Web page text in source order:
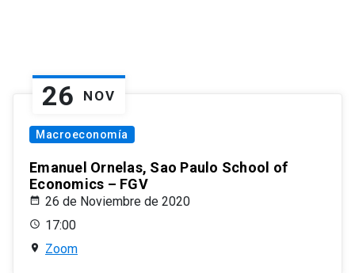
26 NOV
Macroeconomía
Emanuel Ornelas, Sao Paulo School of
Economics – FGV
26 de Noviembre de 2020
17:00
Zoom